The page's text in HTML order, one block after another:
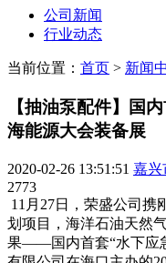
公司新闻
行业动态
当前位置： 首页 > 新闻
【抽油泵配件】国
海能源大会装备展
2020-02-26 13:51:51 嘉兴
2773
11月27日，荣盛公司携
划项目，海洋石油天然
果——国内首套“水下应